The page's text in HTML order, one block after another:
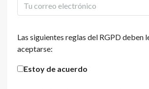
Las siguientes reglas del RGPD deben
aceptarse:
Estoy de acuerdo